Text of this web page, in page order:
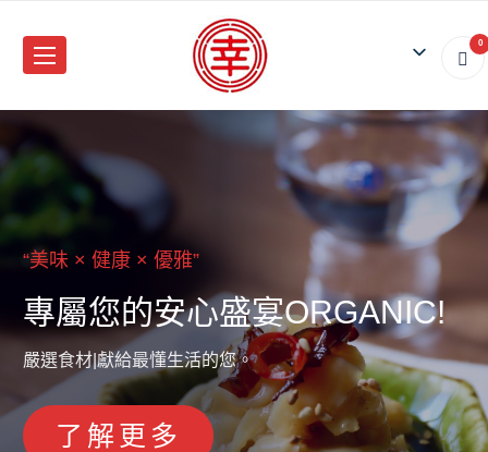
0
“美味 × 健康 × 優雅
專屬您的安心盛宴
嚴選食材|獻給最懂生活的您。
“美味 × 健康 × 優雅”
專屬您的安心盛宴ORGANIC!
嚴選食材|獻給最懂生活的您。
了解更多
健康 × 優雅”
的安心盛宴ORGANIC!
的您。
了解更多
“美味 × 健康 × 優雅”
專屬您的安心盛宴
嚴選食材|獻給最懂生活的您。
“美味
專
嚴選食材|獻給最懂生